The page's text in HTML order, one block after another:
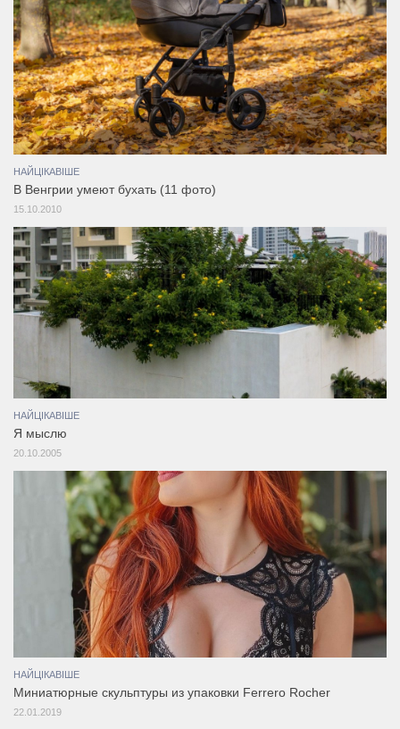
НАЙЦІКАВІШЕ
В Венгрии умеют бухать (11 фото)
15.10.2010
НАЙЦІКАВІШЕ
Я мыслю
20.10.2005
НАЙЦІКАВІШЕ
Миниатюрные скульптуры из упаковки Ferrero Rocher
22.01.2019